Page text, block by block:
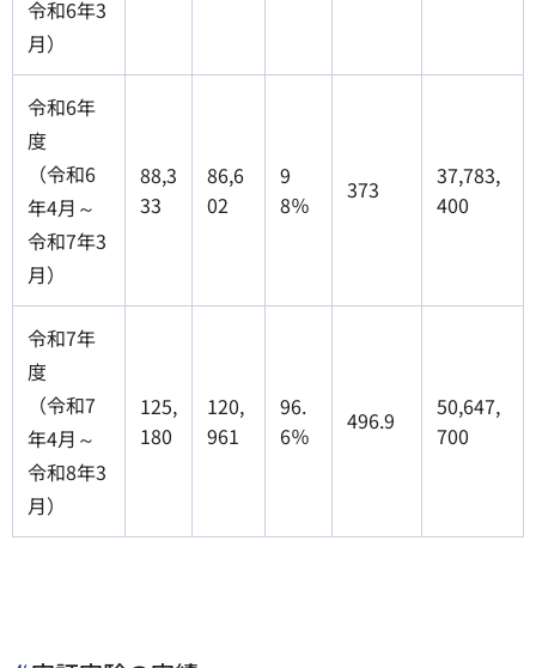
令和6年3
月）
令和6年
度
（令和6
年4月～
令和7年3
月）
88,3
33
86,6
02
9
8％
373
37,783,
400
令和7年
度
（令和7
年4月～
令和8年3
月）
125,
180
120,
961
96.
6％
496.9
50,647,
700